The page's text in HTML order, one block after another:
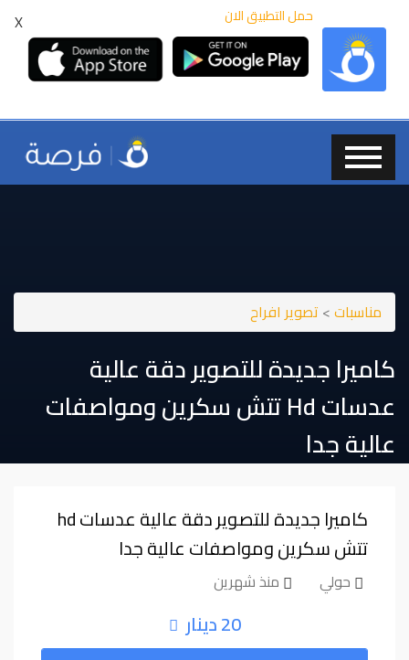
X حمل التطبيق الان
مناسبات> تصوير افراح
كاميرا جديدة للتصوير دقة عالية
عدسات ⁦⁦hd⁩⁩ تتش سكرين ومواصفات
عالية جدا
تتش سكرين ومواصفات عالية جدا
حولي منذ شهرين
20 دينار